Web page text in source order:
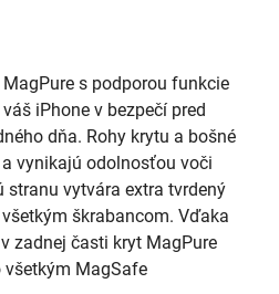
s podporou funkcie
iPhone v bezpečí pred
dňa. Rohy krytu a bošné
vynikajú odolnosťou voči
stranu vytvára extra tvrdený
škrabancom. Vďaka
zadnej časti kryt MagPure
všetkým MagSafe